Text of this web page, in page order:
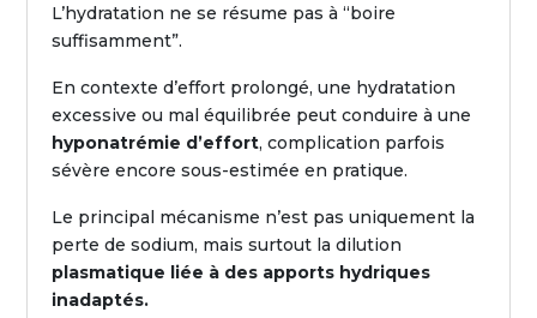
L’hydratation ne se résume pas à “boire
suffisamment”.
En contexte d’effort prolongé, une hydratation
excessive ou mal équilibrée peut conduire à une
hyponatrémie d’effort, complication parfois
sévère encore sous-estimée en pratique.
Le principal mécanisme n’est pas uniquement la
perte de sodium, mais surtout la dilution
plasmatique liée à des apports hydriques
inadaptés.